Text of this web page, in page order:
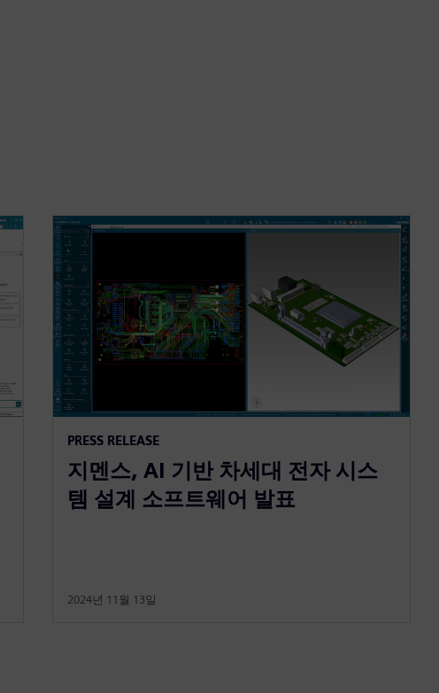
PRESS RELEASE
지멘스, AI 기반 차세대 전자 시스
템 설계 소프트웨어 발표
2024년 11월 13일